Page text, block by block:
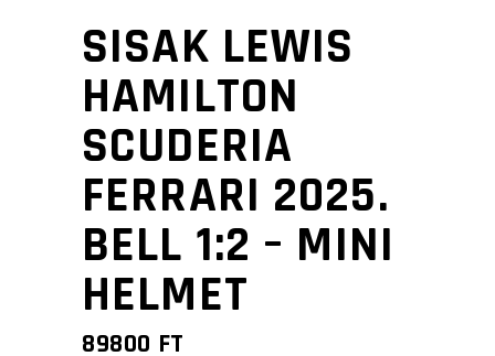
SISAK LEWIS
HAMILTON
SCUDERIA
FERRARI 2025.
BELL 1:2 – MINI
HELMET
89800 FT